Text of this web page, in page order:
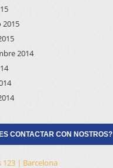
2015
2014
CONTACTAR CON NOSTROS?
123 | Barcelona